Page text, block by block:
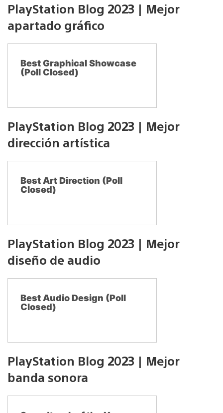
PlayStation Blog 2023 | Mejor
apartado gráfico
Best Graphical Showcase
(Poll Closed)
PlayStation Blog 2023 | Mejor
dirección artística
Best Art Direction (Poll
Closed)
PlayStation Blog 2023 | Mejor
diseño de audio
Best Audio Design (Poll
Closed)
PlayStation Blog 2023 | Mejor
banda sonora